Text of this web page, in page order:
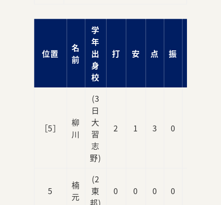
位置
名
前
学
年
出
身
校
打 安 点 振
［5］
柳
川
(3
日
大
習
志
野)
2 1 3 0
5
楠
元
(2
東
邦)
0 0 0 0